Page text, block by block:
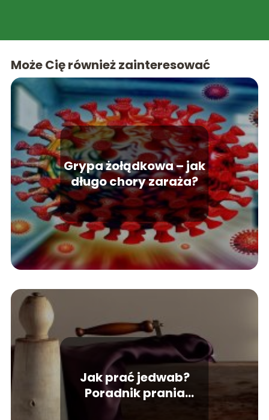
Może Cię również zainteresować
Grypa żołądkowa – jak
długo chory zaraża?
Jak prać jedwab?
Poradnik prania
jedwabiu krok po kroku